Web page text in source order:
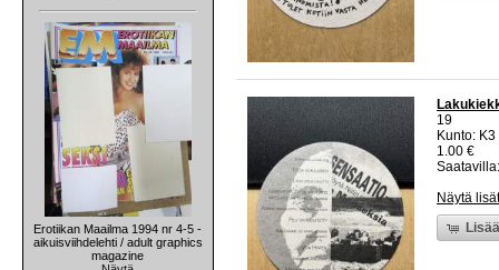
Erotiikan Maailma 1994 nr 4-5 -
aikuisviihdelehti / adult graphics
magazine
19
Kunto:
1.00 €
Näytä